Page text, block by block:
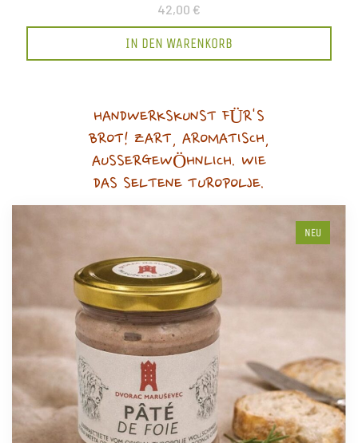
42,00 €
IN DEN WARENKORB
HANDWERKSKUNST FÜR'S
BROT! ZART, AROMATISCH,
AUSSERGEWÖHNLICH. WIE
DAS SELTENE TUROPOLJE.
NEU